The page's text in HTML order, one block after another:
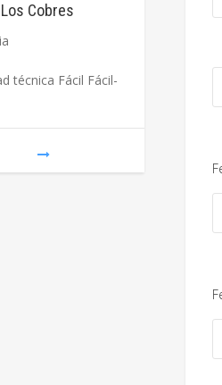
Cobres
técnica Fácil Fácil-